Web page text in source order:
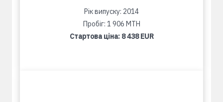
Рік випуску: 2014
Пробіг: 1 906 MTH
Стартова ціна: 8 438 EUR